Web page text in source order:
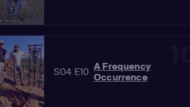
S04 E10 A Frequency
Occurrence